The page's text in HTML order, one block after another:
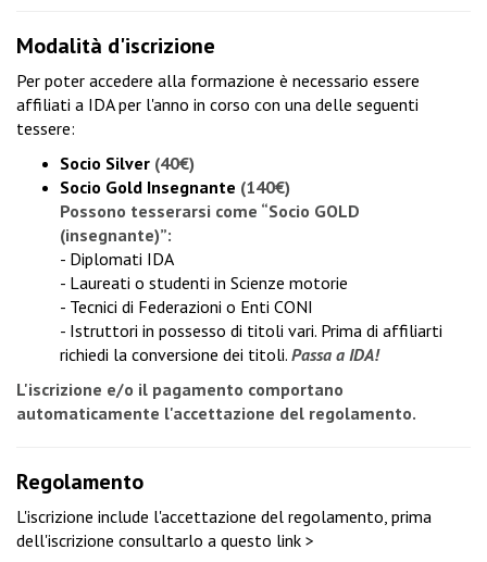
Modalità d'iscrizione
Per poter accedere alla formazione è necessario essere
affiliati a IDA per l'anno in corso con una delle seguenti
tessere:
Socio Silver (40€)
Socio Gold Insegnante (140€)
Possono tesserarsi come “Socio GOLD
(insegnante)”:
- Diplomati IDA
- Laureati o studenti in Scienze motorie
- Tecnici di Federazioni o Enti CONI
- Istruttori in possesso di titoli vari. Prima di affiliarti
richiedi la conversione dei titoli. Passa a IDA!
L'iscrizione e/o il pagamento comportano
automaticamente l'accettazione del regolamento.
Regolamento
L'iscrizione include l'accettazione del regolamento, prima
dell'iscrizione consultarlo a questo link >